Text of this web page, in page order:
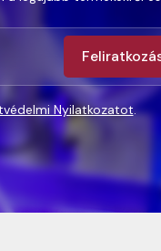
Nyilatkozatot.